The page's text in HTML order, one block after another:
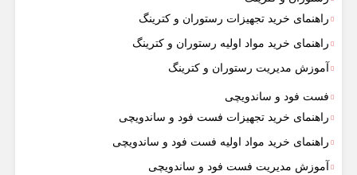
راهنمای خرید تجهیزات رستوران و کترینگ
راهنمای خرید مواد اولیه رستوران و کترینگ
آموزش مدیریت رستوران و کترینگ
فست فود و ساندویچی
راهنمای خرید تجهیزات فست فود و ساندویچی
راهنمای خرید مواد اولیه فست فود و ساندویچی
آموزش مدیریت فست فود و ساندویچی